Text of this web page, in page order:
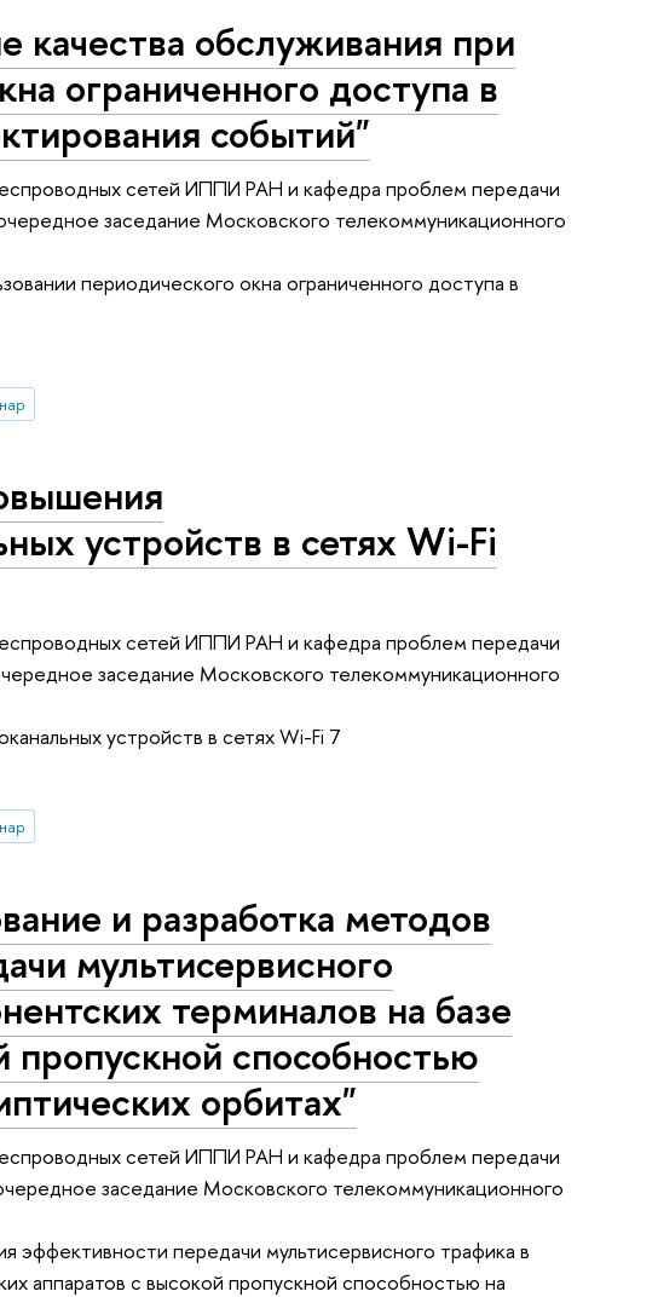
обслуживания при
ограниченного доступа в
событий"
сетей ИППИ РАН и кафедра проблем передачи
заседание Московского телекоммуникационного
периодического окна ограниченного доступа в
устройств в сетях Wi-Fi
сетей ИППИ РАН и кафедра проблем передачи
заседание Московского телекоммуникационного
устройств в сетях Wi-Fi 7
и разработка методов
мультисервисного
терминалов на базе
пропускной способностью
орбитах"
сетей ИППИ РАН и кафедра проблем передачи
заседание Московского телекоммуникационного
эффективности передачи мультисервисного трафика в
аппаратов с высокой пропускной способностью на